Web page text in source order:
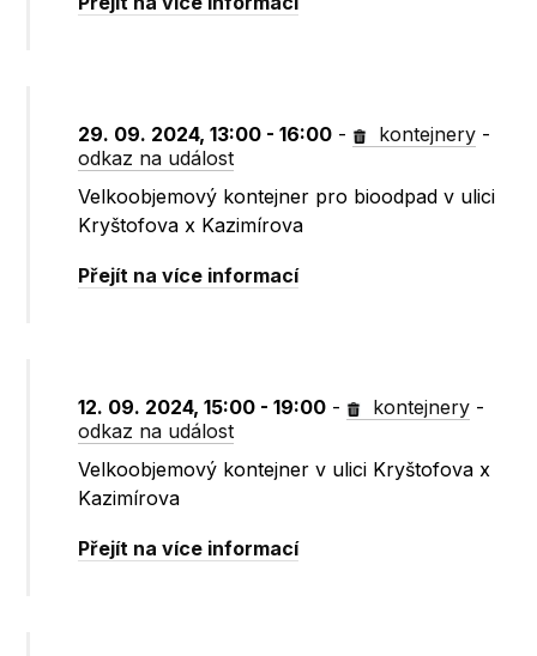
29. 09. 2024, 13:00 - 16:00 - kontejnery -
odkaz na událost
Velkoobjemový kontejner pro bioodpad v ulici
Kryštofova x Kazimírova
Přejít na více informací
12. 09. 2024, 15:00 - 19:00 - kontejnery -
odkaz na událost
Velkoobjemový kontejner v ulici Kryštofova x
Kazimírova
Přejít na více informací